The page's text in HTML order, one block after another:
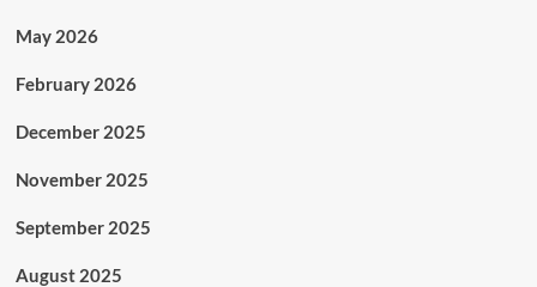
May 2026
February 2026
December 2025
November 2025
September 2025
August 2025